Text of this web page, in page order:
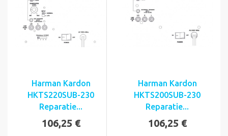
Harman Kardon
HKTS220SUB-230
Reparatie...
106,25 €
Harman Kardon
HKTS200SUB-230
Reparatie...
106,25 €